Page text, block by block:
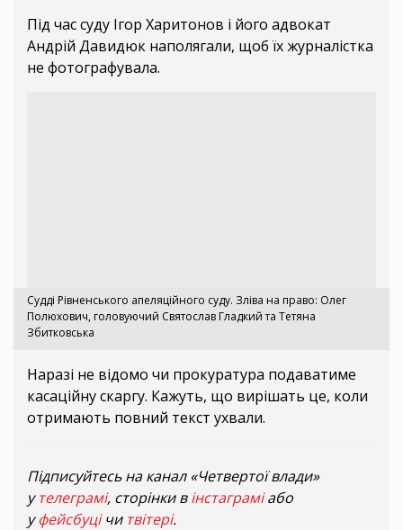
Під час суду Ігор Харитонов і його адвокат
Андрій Давидюк наполягали, щоб їх журналістка
не фотографувала.
Судді Рівненського апеляційного суду. Зліва на право: Олег
Полюхович, головуючий Святослав Гладкий та Тетяна
Збитковська
Наразі не відомо чи прокуратура подаватиме
касаційну скаргу. Кажуть, що вирішать це, коли
отримають повний текст ухвали.
Підписуйтесь на канал «Четвертої влади»
утелеграмі, сторінки вінстаграміабо
уфейсбуцічи твітері.